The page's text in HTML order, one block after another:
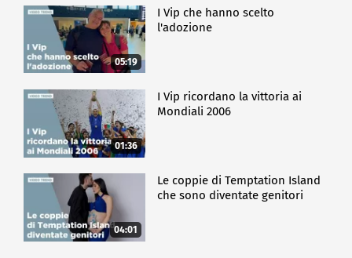
05:19
I Vip che hanno scelto
l'adozione
01:36
I Vip ricordano la vittoria ai
Mondiali 2006
04:01
Le coppie di Temptation Island
che sono diventate genitori